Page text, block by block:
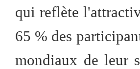
qui reflète
65 % des
mondiaux de leur